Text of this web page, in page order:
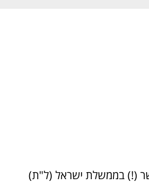
(!) בממשלת ישראל (ל"ת)